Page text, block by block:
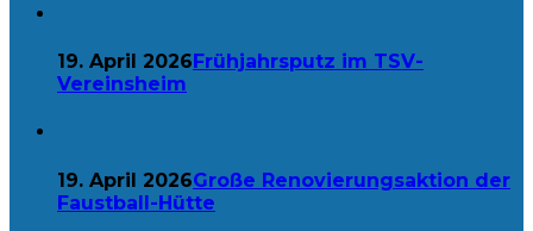
19. April 2026Frühjahrsputz im TSV-
Vereinsheim
19. April 2026Große Renovierungsaktion der
Faustball-Hütte